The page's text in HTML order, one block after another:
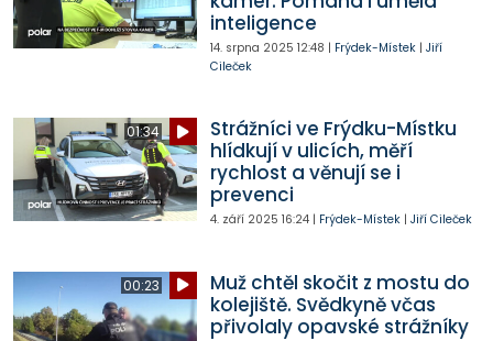
inteligence
14. srpna 2025 12:48 | Frýdek-Místek| Jiří
Cileček
01:34
Strážníci ve Frýdku-Místku
hlídkují v ulicích, měří
rychlost a věnují se i
prevenci
4. září 2025 16:24| Frýdek-Místek| Jiří Cileček
00:23
Muž chtěl skočit z mostu do
kolejiště. Svědkyně včas
přivolaly opavské strážníky